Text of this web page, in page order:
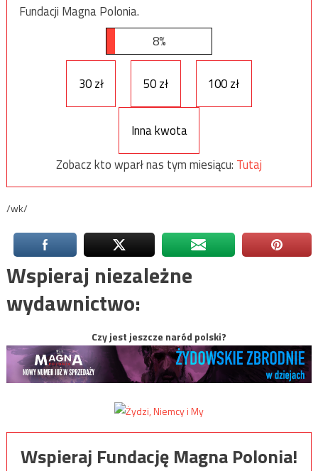
Fundacji Magna Polonia.
8%
30 zł 50 zł 100 zł
Inna kwota
Zobacz kto wparł nas tym miesiącu: Tutaj
/wk/
Wspieraj niezależne
wydawnictwo:
Czy jest jeszcze naród polski?
Wspieraj Fundację Magna Polonia!